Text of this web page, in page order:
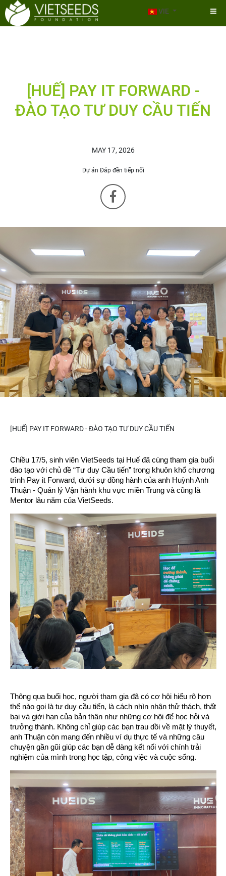
VIE
[HUẾ] PAY IT FORWARD -
ĐÀO TẠO TƯ DUY CẦU TIẾN
MAY 17, 2026
Dự án Đáp đền tiếp nối
[HUẾ] PAY IT FORWARD - ĐÀO TẠO TƯ DUY CẦU TIẾN
Chiều 17/5, sinh viên VietSeeds tại Huế đã cùng tham gia buổi
đào tạo với chủ đề “Tư duy Cầu tiến” trong khuôn khổ chương
trình Pay it Forward, dưới sự đồng hành của anh Huỳnh Anh
Thuận - Quản lý Vận hành khu vực miền Trung và cũng là
Mentor lâu năm của VietSeeds.
Thông qua buổi học, người tham gia đã có cơ hội hiểu rõ hơn
thế nào gọi là tư duy cầu tiến, là cách nhìn nhận thử thách, thất
bại và giới hạn của bản thân như những cơ hội để học hỏi và
trưởng thành. Không chỉ giúp các bạn trau dồi về mặt lý thuyết,
anh Thuận còn mang đến nhiều ví dụ thực tế và những câu
chuyện gần gũi giúp các bạn dễ dàng kết nối với chính trải
nghiệm của mình trong học tập, công việc và cuộc sống.